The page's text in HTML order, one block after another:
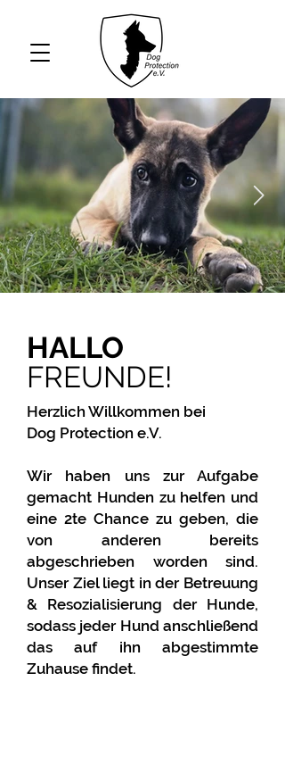
HALLO
FREUNDE!
Herzlich Willkommen bei
Dog Protection e.V.
Wir haben uns zur Aufgabe
gemacht Hunden zu helfen und
eine 2te Chance zu geben, die
von anderen bereits
abgeschrieben worden sind.
Unser Ziel liegt in der Betreuung
& Resozialisierung der Hunde,
sodass jeder Hund anschließend
das auf ihn abgestimmte
Zuhause findet.